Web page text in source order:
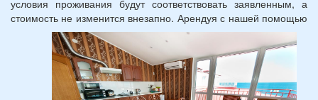
условия проживания будут соответствовать заявленным, а
стоимость не изменится внезапно. Арендуя с нашей помощью